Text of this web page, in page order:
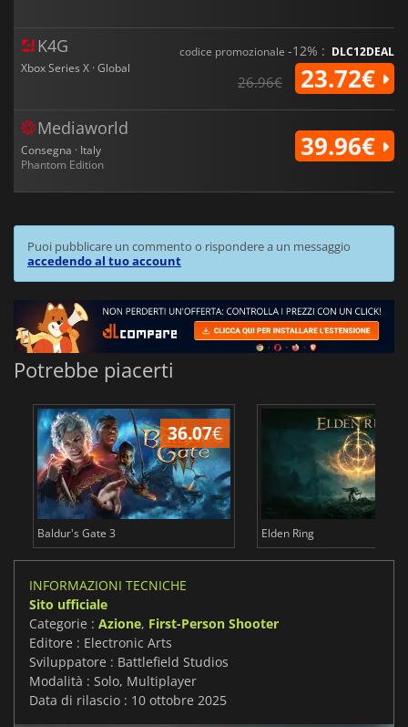
K4G
Xbox Series X · Global
codice promozionale -12% : DLC12DEAL
26.96€ 23.72€
Mediaworld
Consegna · Italy
Phantom Edition
39.96€
Puoi pubblicare un commento o rispondere a un messaggio
accedendo al tuo account
Potrebbe piacerti
36.07€
Baldur's Gate 3 Elden Ring
INFORMAZIONI TECNICHE
Sito ufficiale
Categorie : Azione, First-Person Shooter
Editore : Electronic Arts
Sviluppatore : Battlefield Studios
Modalità : Solo, Multiplayer
Data di rilascio : 10 ottobre 2025